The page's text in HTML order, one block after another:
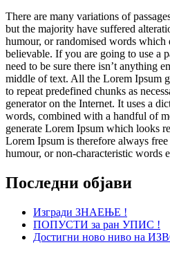
There are many variations of
but the majority have suffered
humour, or randomised words which
believable. If you are going to use a
need to be sure there isn’t anything
middle of text. All the Lorem Ipsum
to repeat predefined chunks as
generator on the Internet. It uses a
words, combined with a handful of
generate Lorem Ipsum which looks
Lorem Ipsum is therefore always
humour, or non-characteristic words
Последни објави
Изгради ЗНАЕЊЕ !
ПОПУСТИ за ран УПИС !
Достигни ново ниво на